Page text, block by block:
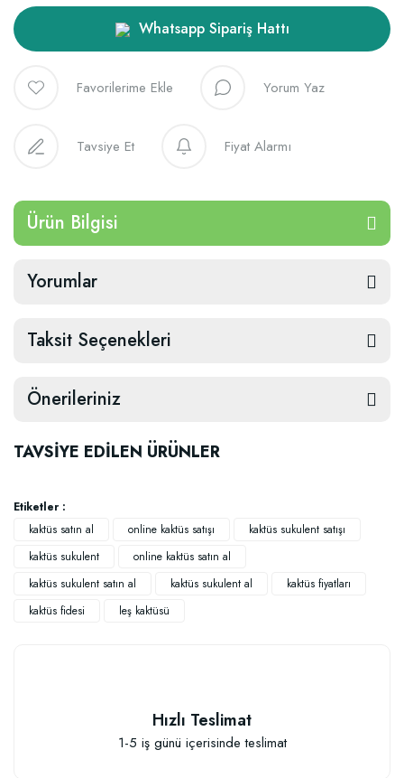
Whatsapp Sipariş Hattı
Yorum Yaz
Tavsiye Et Fiyat Alarmı
Ürün Bilgisi
Yorumlar
Taksit Seçenekleri
Önerileriniz
TAVSİYE EDİLEN ÜRÜNLER
Özel Karışım Kaktüs Sukkulent Toprağı (2 litre)
Etiketler :
kaktüs satın al
online kaktüs satışı
kaktüs sukulent satışı
kaktüs sukulent
online kaktüs satın al
kaktüs sukulent satın al
kaktüs sukulent al
kaktüs fiyatları
kaktüs fidesi
leş kaktüsü
Hızlı Teslimat
1-5 iş günü içerisinde teslimat